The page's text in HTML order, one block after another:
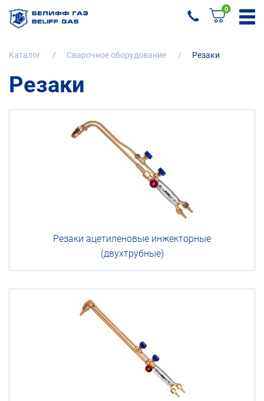
0
Каталог Cварочное оборудование Резаки
Резаки
Резаки ацетиленовые инжекторные
(двухтрубные)